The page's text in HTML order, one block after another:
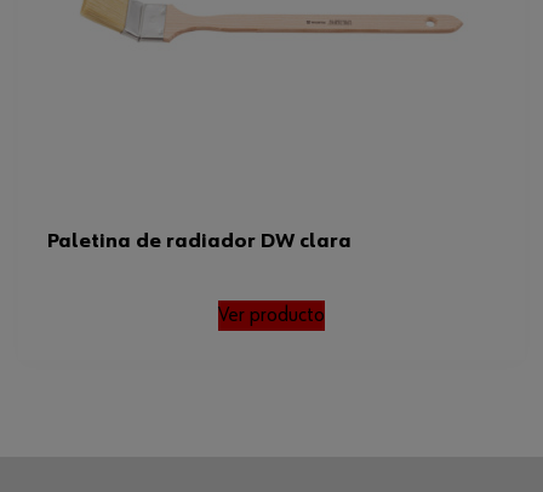
Paletina de radiador DW clara
Ver producto